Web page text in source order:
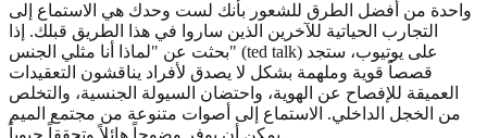
واحدة من أفضل الطرق للشعور بأنك لست وحدك هي الاستماع إلى
التجارب الحياتية للآخرين الذين ساروا في هذا الطريق قبلك. إذا
بحثت عن "لماذا أنا مثلي الجنس" (ted talk) على يوتيوب، ستجد
قصصاً قوية وملهمة بشكل لا يصدق لأفراد يناقشون التعقيدات
العميقة للإفصاح عن الهوية، واحتضان السيولة الجنسية، والتخلص
من الخجل الداخلي. الاستماع إلى أصوات متنوعة من مجتمع الميم